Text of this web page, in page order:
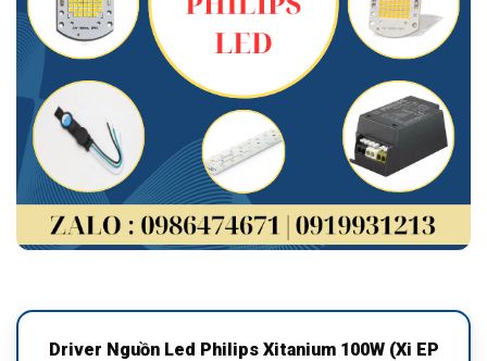
Driver Nguồn Led Philips Xitanium 100W (Xi EP